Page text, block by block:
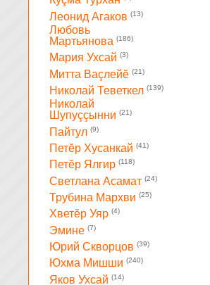
Леонид Агаков (13)
Любовь
Мартьянова (186)
Мария Ухсай (3)
Митта Ваçлейĕ (21)
Николай Теветкел (139)
Николай
Шупуççынни (21)
Пайтул (9)
Петĕр Хусанкай (41)
Петĕр Ялгир (118)
Светлана Асамат (24)
Трубина Мархви (25)
Хветĕр Уяр (4)
Эмине (7)
Юрий Скворцов (39)
Юхма Мишши (240)
Яков Ухсай (14)